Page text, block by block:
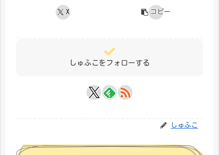
X コピー
しゅふこをフォローする
しゅふこ